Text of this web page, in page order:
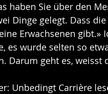
haben Sie über den
Dinge gelegt. Dass
Erwachsenen gibt.»
es wurde selten so
Darum geht es, weisst
Unbedingt Carrière